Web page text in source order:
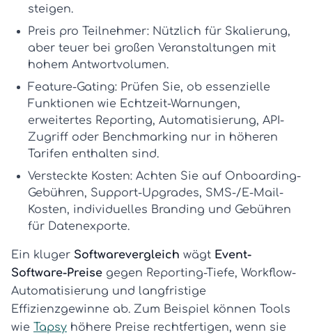
steigen.
Preis pro Teilnehmer: Nützlich für Skalierung,
aber teuer bei großen Veranstaltungen mit
hohem Antwortvolumen.
Feature-Gating: Prüfen Sie, ob essenzielle
Funktionen wie Echtzeit-Warnungen,
erweitertes Reporting, Automatisierung, API-
Zugriff oder Benchmarking nur in höheren
Tarifen enthalten sind.
Versteckte Kosten: Achten Sie auf Onboarding-
Gebühren, Support-Upgrades, SMS-/E-Mail-
Kosten, individuelles Branding und Gebühren
für Datenexporte.
Ein kluger Softwarevergleich wägt Event-
Software-Preise gegen Reporting-Tiefe, Workflow-
Automatisierung und langfristige
Effizienzgewinne ab. Zum Beispiel können Tools
wie Tapsy höhere Preise rechtfertigen, wenn sie